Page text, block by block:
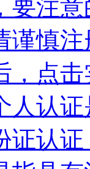
要注
谨慎
，点
人认
证认